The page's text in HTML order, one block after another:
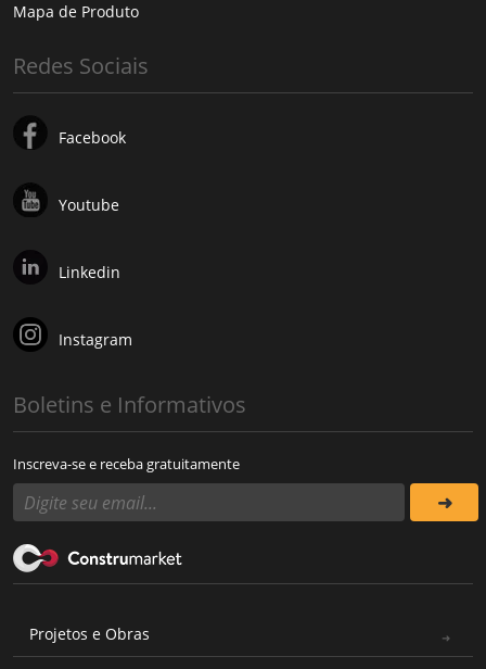
Mapa de Produto
Redes Sociais
Facebook
Youtube
Linkedin
Instagram
Boletins e Informativos
Inscreva-se e receba gratuitamente
Projetos e Obras